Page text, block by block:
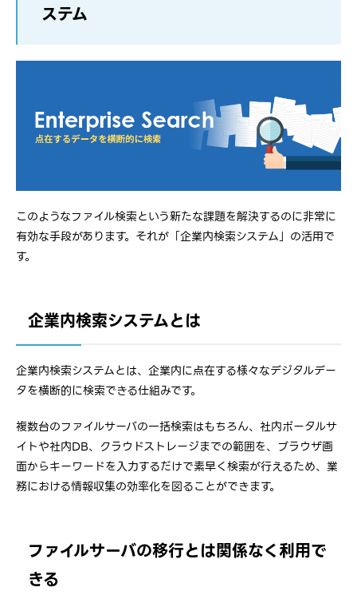
ステム
このようなファイル検索という新たな課題を解決するのに非常に
有効な手段があります。それが「企業内検索システム」の活用で
す。
企業内検索システムとは
企業内検索システムとは、企業内に点在する様々なデジタルデー
タを横断的に検索できる仕組みです。
複数台のファイルサーバの一括検索はもちろん、社内ポータルサ
イトや社内DB、クラウドストレージまでの範囲を、ブラウザ画
面からキーワードを入力するだけで素早く検索が行えるため、業
務における情報収集の効率化を図ることができます。
ファイルサーバの移行とは関係なく利用で
きる